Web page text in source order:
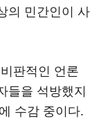
의 민간인이 사
판적인 언론
들을 석방했지
수감 중이다.